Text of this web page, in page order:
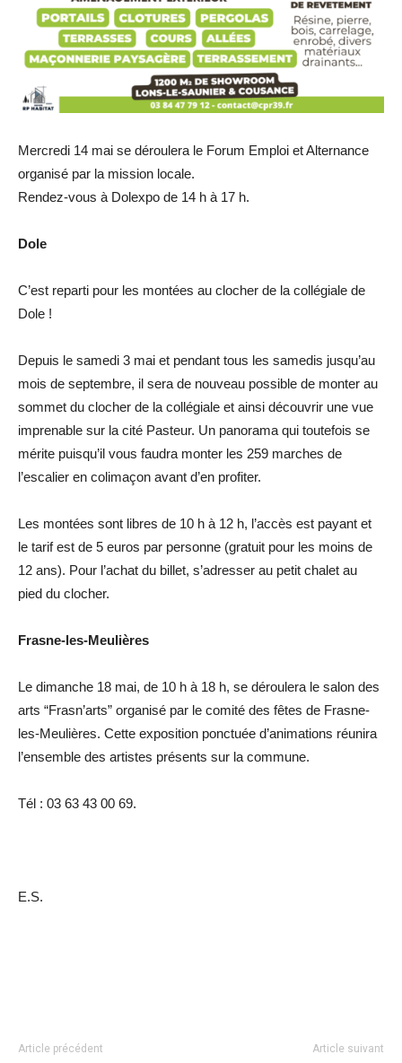
Mercredi 14 mai se déroulera le Forum Emploi et Alternance
organisé par la mission locale.
Rendez-vous à Dolexpo de 14 h à 17 h.
Dole
C’est reparti pour les montées au clocher de la collégiale de
Dole !
Depuis le samedi 3 mai et pendant tous les samedis jusqu’au
mois de septembre, il sera de nouveau possible de monter au
sommet du clocher de la collégiale et ainsi découvrir une vue
imprenable sur la cité Pasteur. Un panorama qui toutefois se
mérite puisqu’il vous faudra monter les 259 marches de
l’escalier en colimaçon avant d’en profiter.
Les montées sont libres de 10 h à 12 h, l’accès est payant et
le tarif est de 5 euros par personne (gratuit pour les moins de
12 ans). Pour l’achat du billet, s’adresser au petit chalet au
pied du clocher.
Frasne-les-Meulières
Le dimanche 18 mai, de 10 h à 18 h, se déroulera le salon des
arts “Frasn’arts” organisé par le comité des fêtes de Frasne-
les-Meulières. Cette exposition ponctuée d’animations réunira
l’ensemble des artistes présents sur la commune.
Tél : 03 63 43 00 69.
E.S.
Article précédent Article suivant